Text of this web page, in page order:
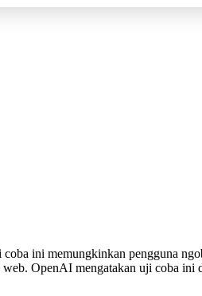
ini memungkinkan pengguna
OpenAI mengatakan uji coba ini